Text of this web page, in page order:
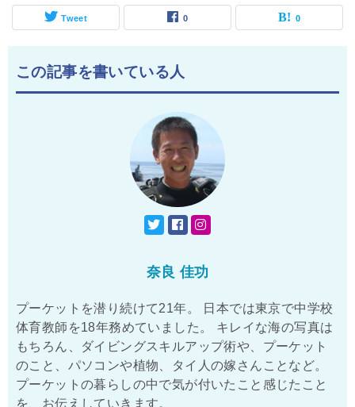
Tweet 0 0
この記事を書いている人
奈良 佳功
プーケットを潜り続けて21年。 日本では東京で中学校
体育教師を18年務めていました。 キレイな海の写真は
もちろん、ダイビングスキルアップ術や、プーケット
のこと、パソコンや植物、タイ人の嫁さんことなど。
プーケットの暮らしの中で気が付いたこと感じたこと
を、お伝えしていきます。